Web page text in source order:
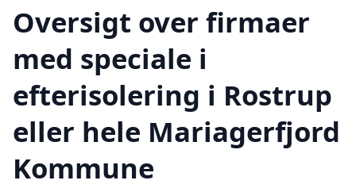
Oversigt over firmaer
med speciale i
efterisolering i Rostrup
eller hele Mariagerfjord
Kommune